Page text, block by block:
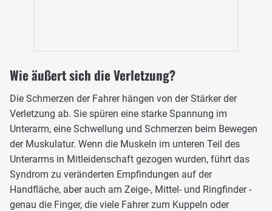
Wie äußert sich die Verletzung?
Die Schmerzen der Fahrer hängen von der Stärker der
Verletzung ab. Sie spüren eine starke Spannung im
Unterarm, eine Schwellung und Schmerzen beim Bewegen
der Muskulatur. Wenn die Muskeln im unteren Teil des
Unterarms in Mitleidenschaft gezogen wurden, führt das
Syndrom zu veränderten Empfindungen auf der
Handfläche, aber auch am Zeige-, Mittel- und Ringfinder -
genau die Finger, die viele Fahrer zum Kuppeln oder